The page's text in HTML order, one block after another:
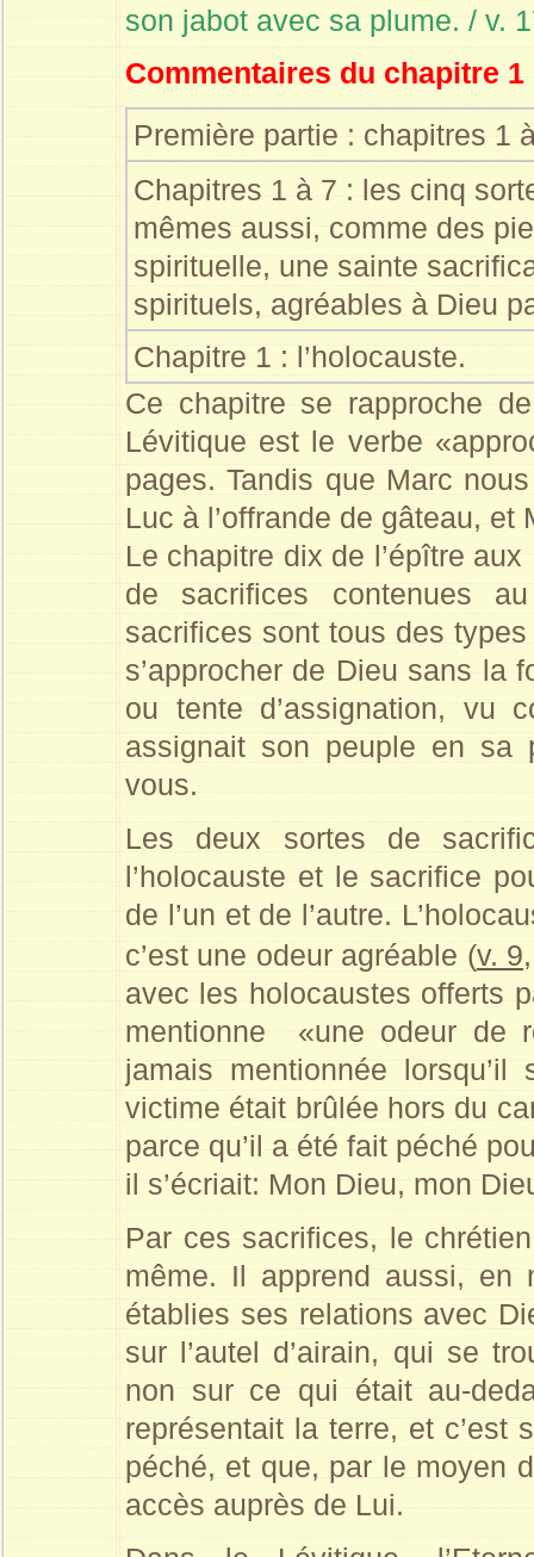
son jabot avec sa plume. / v.
Commentaires du chapitre 1
Première partie : chapitres 1
Chapitres 1 à 7 : les cinq
mêmes aussi, comme des
spirituelle, une sainte
spirituels, agréables à Dieu
Chapitre 1 : l’holocauste.
Ce chapitre se rapproche
Lévitique est le verbe
pages. Tandis que Marc
Luc à l’offrande de gâteau,
Le chapitre dix de l’épître
de sacrifices contenues
sacrifices sont tous des
s’approcher de Dieu sans la
ou tente d’assignation, vu
assignait son peuple en sa
vous.
Les deux sortes de
l’holocauste et le sacrifice
de l’un et de l’autre.
c’est une odeur agréable (v. 9
avec les holocaustes offerts
mentionne «une odeur de
jamais mentionnée
victime était brûlée hors du
parce qu’il a été fait péché
il s’écriait: Mon Dieu, mon
Par ces sacrifices, le
même. Il apprend aussi, en
établies ses relations avec
sur l’autel d’airain, qui se
non sur ce qui était au-
représentait la terre, et c’est
péché, et que, par le moyen
accès auprès de Lui.